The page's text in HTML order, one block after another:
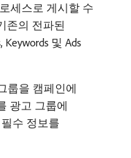
세스로 게시할 수
존의 전파된
Keywords 및 Ads
룹을 캠페인에
광고 그룹에
수 정보를